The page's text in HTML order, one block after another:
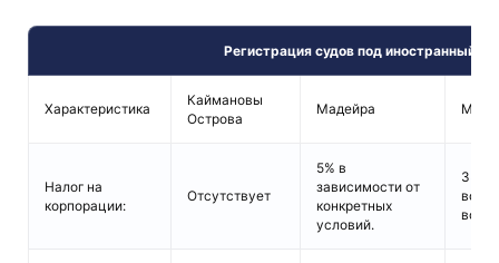
Регистрация судов под иностранный
Характеристика
Каймановы
Острова
Мадейра
Налог на
корпорации:
Отсутствует
5% в
зависимости от
конкретных
условий.
35%,